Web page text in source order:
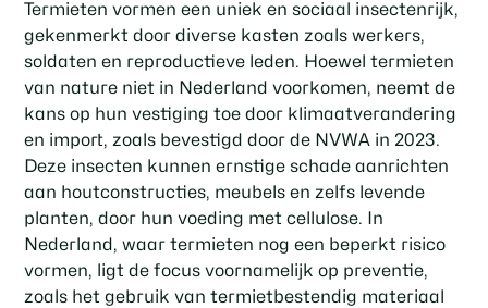
Termieten vormen een uniek en sociaal insectenrijk,
gekenmerkt door diverse kasten zoals werkers,
soldaten en reproductieve leden. Hoewel termieten
van nature niet in Nederland voorkomen, neemt de
kans op hun vestiging toe door klimaatverandering
en import, zoals bevestigd door de NVWA in 2023.
Deze insecten kunnen ernstige schade aanrichten
aan houtconstructies, meubels en zelfs levende
planten, door hun voeding met cellulose. In
Nederland, waar termieten nog een beperkt risico
vormen, ligt de focus voornamelijk op preventie,
zoals het gebruik van termietbestendig materiaal